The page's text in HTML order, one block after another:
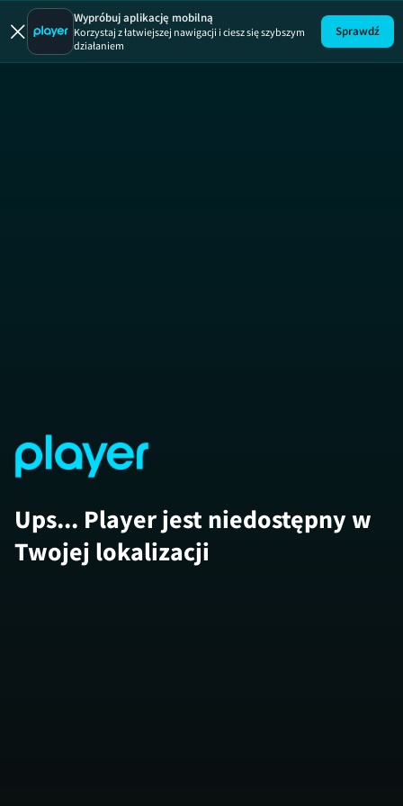
Wypróbuj aplikację mobilną
Korzystaj z łatwiejszej nawigacji i ciesz się szybszym
działaniem
Sprawdź
Ups... Player jest niedostępny w
Twojej lokalizacji